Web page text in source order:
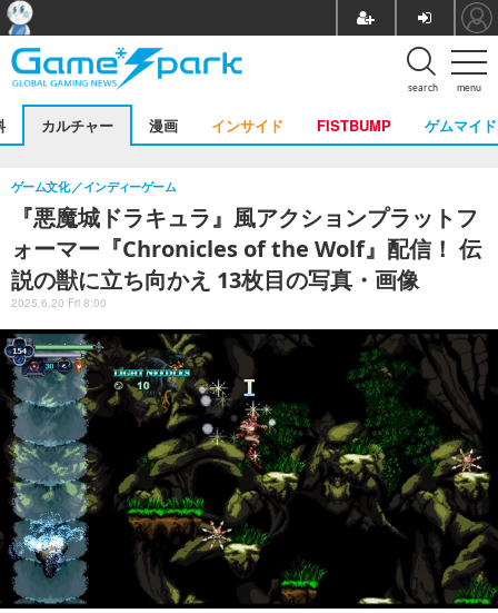
menu
search
カルチャー 漫画 インサイド FISTBUMP ゲムマイド
『悪魔城ドラキュラ』風アクションプラットフ
ォーマー『Chronicles of the Wolf』配信！ 伝
説の獣に立ち向かえ 13枚目の写真・画像
ゲーム文化 インディーゲーム
2025.6.20 Fri 8:00